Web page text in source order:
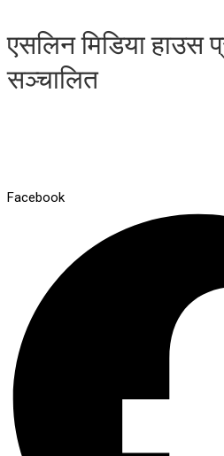
एसलिन मिडिया हाउस
सञ्चालित
Facebook